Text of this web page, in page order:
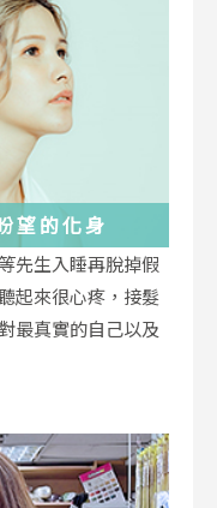
望的化身
先生入睡再脫掉假
起來很心疼，接髮
最真實的自己以及